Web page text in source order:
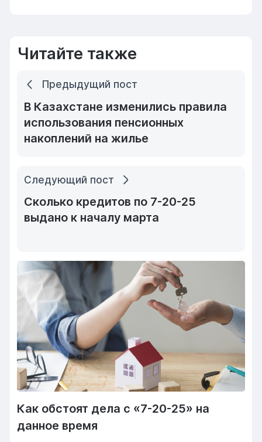
Читайте также
Предыдущий пост
В Казахстане изменились правила
использования пенсионных
накоплений на жилье
Следующий пост
Сколько кредитов по 7-20-25
выдано к началу марта
Как обстоят дела с «7-20-25» на
данное время